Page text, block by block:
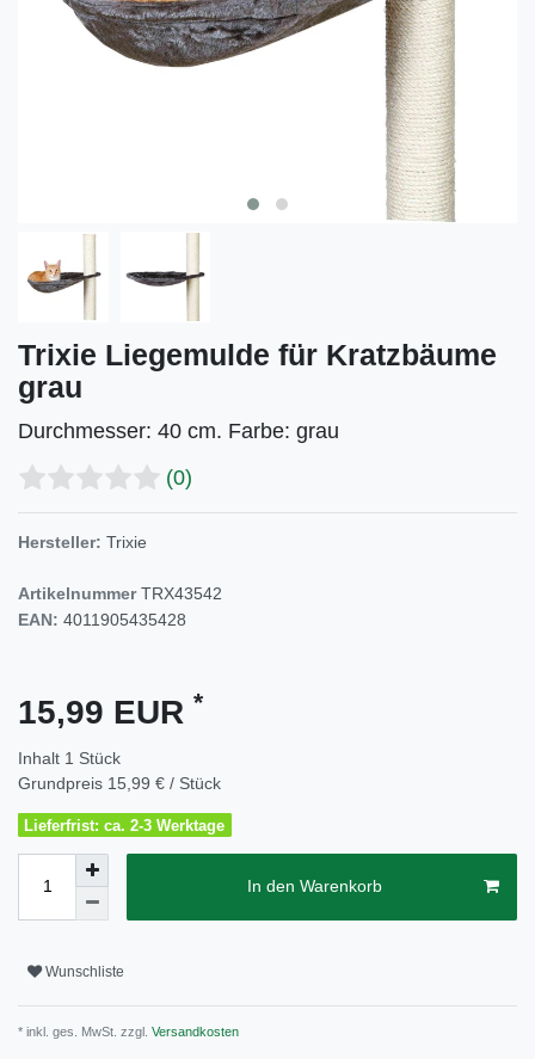
Trixie Liegemulde für Kratzbäume
grau
Durchmesser: 40 cm. Farbe: grau
(0)
Hersteller: Trixie
ArtikelnummerTRX43542
EAN: 4011905435428
15,99 EUR *
Inhalt 1 Stück
Grundpreis 15,99 € / Stück
Lieferfrist: ca. 2-3 Werktage
In den Warenkorb
Wunschliste
* inkl. ges. MwSt. zzgl. Versandkosten